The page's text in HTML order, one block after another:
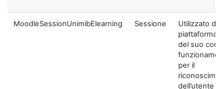
MoodleSessionUnimibElearning Sessione
Utilizzato
piattaforma
del suo
per il
dell’utente